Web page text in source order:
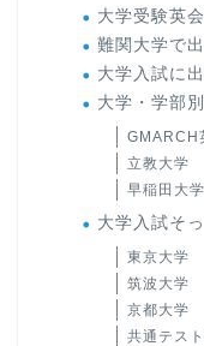
大学受験英
難関大学で
大学入試に
大学・学部
GMARCH
立教大学
早稲田大学
大学入試そ
東京大学
筑波大学
京都大学
共通テス